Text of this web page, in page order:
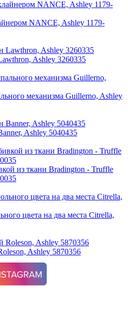
NANCE, Ashley 1179-
Ashley 3260335
механизма Guillerno, Ashley
Ashley 5040435
из ткани Bradington - Truffle
цвета на два места Citrella,
Ashley 5870356